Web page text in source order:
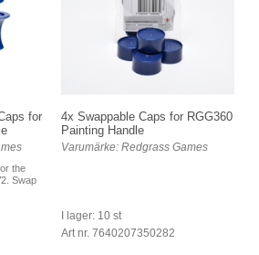
for
the
Swap
4x Swappable Caps for RGG360
Painting Handle
Varumärke: Redgrass Games
I lager: 10 st
Art nr. 7640207350282